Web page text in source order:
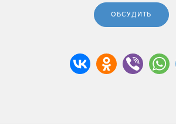
ОБСУДИТЬ